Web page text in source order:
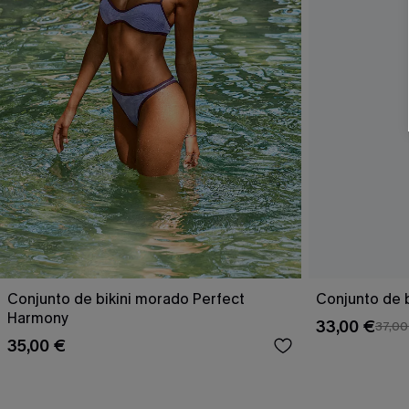
Conjunto de bikini morado Perfect
Harmony
35,00 €
Conjunto de
33,00 €